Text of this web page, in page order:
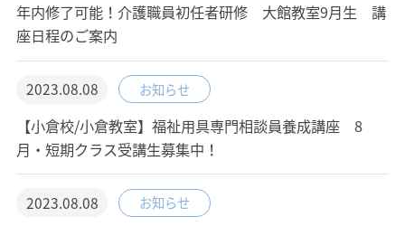
年内修了可能！介護職員初任者研修 大館教室9月生 講
座日程のご案内
2023.08.08 お知らせ
【小倉校/小倉教室】福祉用具専門相談員養成講座 8
月・短期クラス受講生募集中！
2023.08.08 お知らせ